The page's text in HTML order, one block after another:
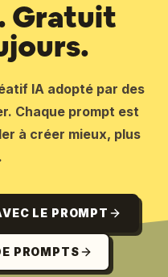
Gratuit
IA adopté par des
Chaque prompt est
à créer mieux, plus
LE PROMPT
PROMPTS